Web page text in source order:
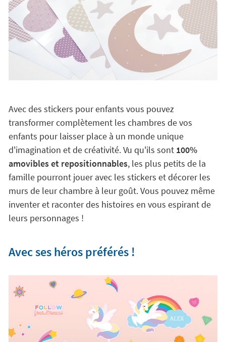
Avec des stickers pour enfants vous pouvez
transformer complètement les chambres de vos
enfants pour laisser place à un monde unique
d'imagination et de créativité. Vu qu'ils sont 100%
amovibles et repositionnables, les plus petits de la
famille pourront jouer avec les stickers et décorer les
murs de leur chambre à leur goût. Vous pouvez même
inventer et raconter des histoires en vous espirant de
leurs personnages !
Avec ses héros préférés !